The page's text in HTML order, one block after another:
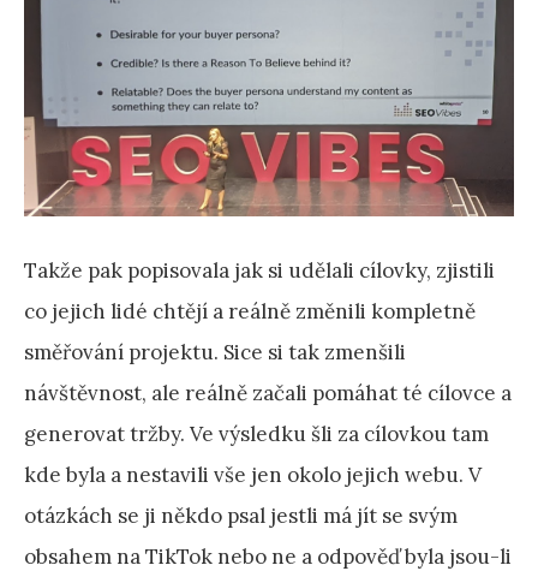
Takže pak popisovala jak si udělali cílovky, zjistili
co jejich lidé chtějí a reálně změnili kompletně
směřování projektu. Sice si tak zmenšili
návštěvnost, ale reálně začali pomáhat té cílovce a
generovat tržby. Ve výsledku šli za cílovkou tam
kde byla a nestavili vše jen okolo jejich webu. V
otázkách se ji někdo psal jestli má jít se svým
obsahem na TikTok nebo ne a odpověď byla jsou-li